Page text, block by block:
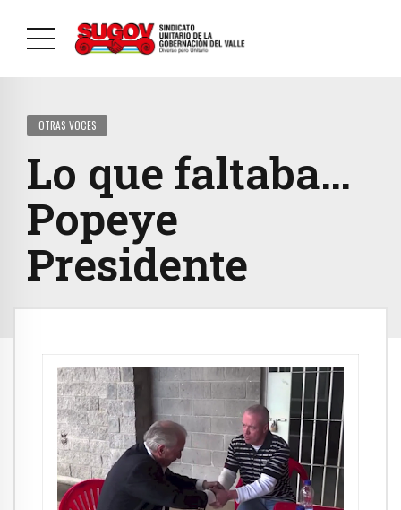
OTRAS VOCES
Lo que faltaba…
Popeye
Presidente